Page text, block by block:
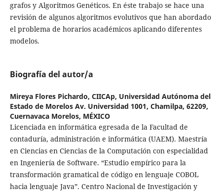
grafos y Algoritmos Genéticos. En éste trabajo se hace una
revisión de algunos algoritmos evolutivos que han abordado
el problema de horarios académicos aplicando diferentes
modelos.
Biografía del autor/a
Mireya Flores Pichardo, CIICAp, Universidad Autónoma del
Estado de Morelos Av. Universidad 1001, Chamilpa, 62209,
Cuernavaca Morelos, MÉXICO
Licenciada en informática egresada de la Facultad de
contaduría, administración e informática (UAEM). Maestría
en Ciencias en Ciencias de la Computación con especialidad
en Ingeniería de Software. “Estudio empírico para la
transformación gramatical de código en lenguaje COBOL
hacia lenguaje Java”. Centro Nacional de Investigación y